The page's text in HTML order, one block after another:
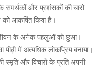
समर्थकों और प्रशंसकों की चारो
आकर्षित किया है।
जीवन के अनेक पहलुओं को छुआ।
में अत्यधिक लोकप्रिय बनाया।
स्मृति और विचारों के प्रति अपनी